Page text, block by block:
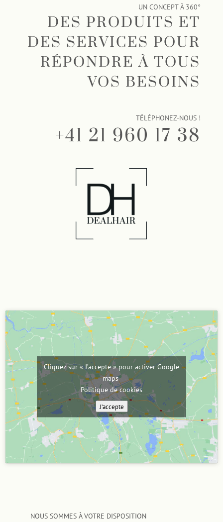
UN CONCEPT À 360°
DES PRODUITS ET
DES SERVICES POUR
RÉPONDRE À TOUS
VOS BESOINS
TÉLÉPHONEZ-NOUS !
+41 21 960 17 38
Cliquez sur « J’accepte » pour activer Google
maps
Politique de cookies
J’accepte
NOUS SOMMES À VOTRE DISPOSITION